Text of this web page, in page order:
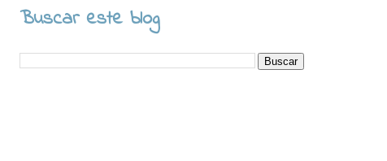
Buscar este blog